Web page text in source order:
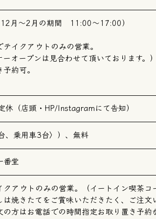
月～2月の期間 11:00～17:00）
イクアウトのみの営業。
ーオープンは見合わせて頂いております。）
約可。
休（店頭・HP/Instagramにて告知）
、乗用車3台〉）、無料
堂
アウトのみの営業。（イートイン喫茶コ
は焼きたてをご賞味いただきたく、ご注
方はお電話での時間指定お取り置き予約